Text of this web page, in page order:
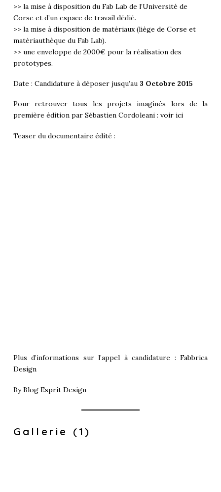
>> la mise à disposition du Fab Lab de l’Université de
Corse et d’un espace de travail dédié.
>> la mise à disposition de matériaux (liège de Corse et
matériauthèque du Fab Lab).
>> une enveloppe de 2000€ pour la réalisation des
prototypes.
Date : Candidature à déposer jusqu’au 3 Octobre 2015
Pour retrouver tous les projets imaginés lors de la
première édition par Sébastien Cordoleani : voir ici
Teaser du documentaire édité :
Plus d’informations sur l’appel à candidature :Fabbrica
Design
ByBlog Esprit Design
Gallerie (1)